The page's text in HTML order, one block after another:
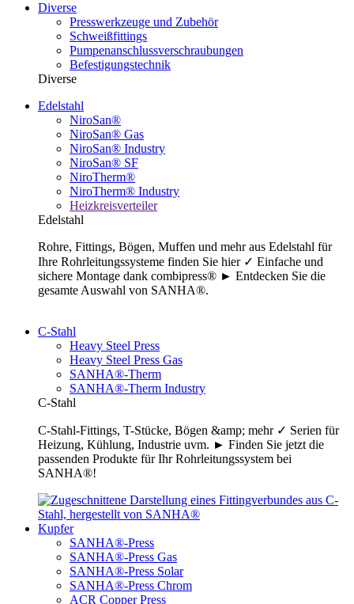
Diverse
Presswerkzeuge und Zubehör
Schweißfittings
Pumpenanschlussverschraubungen
Befestigungstechnik
Diverse
Edelstahl
NiroSan®
NiroSan® Gas
NiroSan® Industry
NiroSan® SF
NiroTherm®
NiroTherm® Industry
Heizkreisverteiler
Edelstahl
Rohre, Fittings, Bögen, Muffen und mehr aus Edelstahl für
Ihre Rohrleitungssysteme finden Sie hier ✓ Einfache und
sichere Montage dank combipress® ► Entdecken Sie die
gesamte Auswahl von SANHA®.
C-Stahl
Heavy Steel Press
Heavy Steel Press Gas
SANHA®-Therm
SANHA®-Therm Industry
C-Stahl
C-Stahl-Fittings, T-Stücke, Bögen &amp; mehr ✓ Serien für
Heizung, Kühlung, Industrie uvm. ► Finden Sie jetzt die
passenden Produkte für Ihr Rohrleitungssystem bei
SANHA®!
Kupfer
SANHA®-Press
SANHA®-Press Gas
SANHA®-Press Solar
SANHA®-Press Chrom
ACR Copper Press